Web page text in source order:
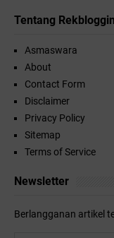
Tentang
Asmaswara
About
Contact Form
Disclaimer
Privacy Policy
Sitemap
Terms of Service
Newsletter
Berlangganan artikel